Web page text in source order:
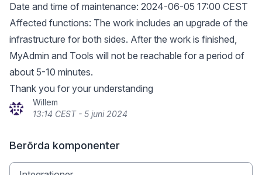
Date and time of maintenance: 2024-06-05 17:00 CEST
Affected functions: The work includes an upgrade of the
infrastructure for both sides. After the work is finished,
MyAdmin and Tools will not be reachable for a period of
about 5-10 minutes.
Thank you for your understanding
Willem
13:14 CEST - 5 juni 2024
Berörda komponenter